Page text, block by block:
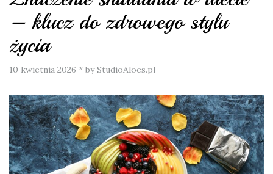
– klucz do zdrowego stylu
życia
10 kwietnia 2026 * by StudioAloes.pl